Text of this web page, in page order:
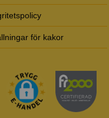
för kakor